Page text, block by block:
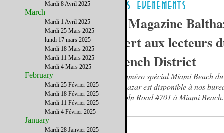
Le Magazine
offert aux lecteurs
French District
Le numéro spécial Miami Beach
Balthazar est disponible à nos
Lincoln Road #701 à Miami Beach.
Mardi 8 Avril 2025
March
Mardi 1 Avril 2025
Mardi 25 Mars 2025
lundi 17 mars 2025
Mardi 18 Mars 2025
Mardi 11 Mars 2025
Mardi 4 Mars 2025
February
Mardi 25 Février 2025
Mardi 18 Février 2025
Mardi 11 Février 2025
Mardi 4 Février 2025
January
Mardi 28 Janvier 2025